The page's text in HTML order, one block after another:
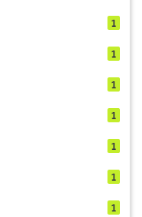
1
1
1
1
1
1
1